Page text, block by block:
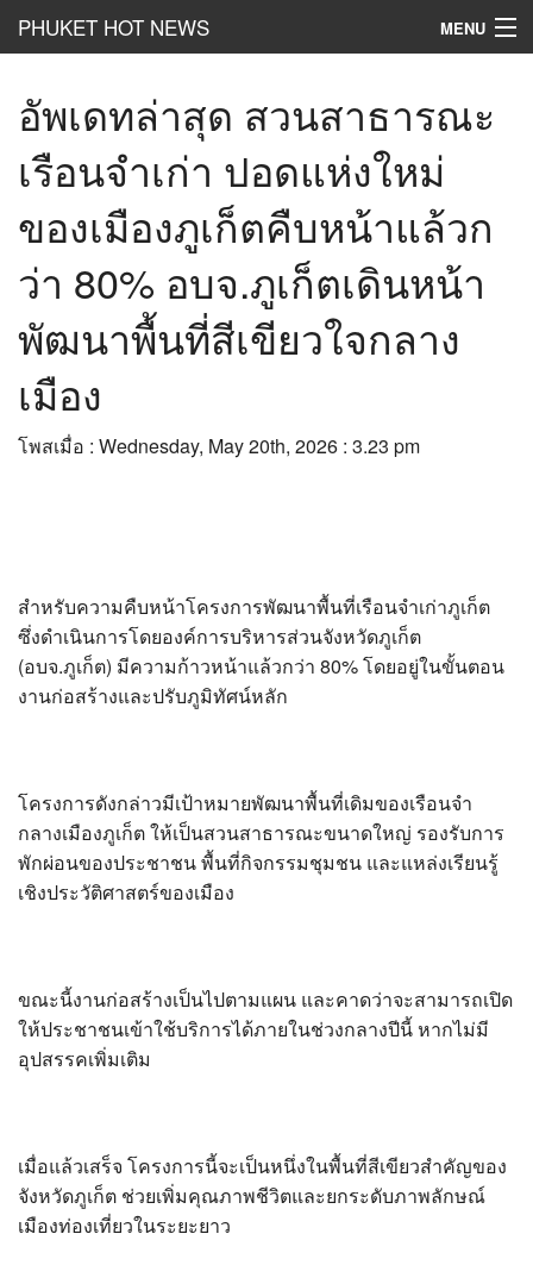
PHUKET HOT NEWS MENU
Hot Clip
Hot List
Hot Gossip
Hot Business
เที่ยว ชิม ช๊อป
HotHealth and Beauty
PR News
อัพเดทล่าสุด สวนสาธารณะ
เรือนจำเก่า ปอดแห่งใหม่
ของเมืองภูเก็ตคืบหน้าแล้วก
ว่า 80% อบจ.ภูเก็ตเดินหน้า
พัฒนาพื้นที่สีเขียวใจกลาง
เมือง
โพสเมื่อ : Wednesday, May 20th, 2026 : 3.23 pm
สำหรับความคืบหน้าโครงการพัฒนาพื้นที่เรือนจำเก่าภูเก็ต
ซึ่งดำเนินการโดยองค์การบริหารส่วนจังหวัดภูเก็ต
(อบจ.ภูเก็ต) มีความก้าวหน้าแล้วกว่า 80% โดยอยู่ในขั้นตอน
งานก่อสร้างและปรับภูมิทัศน์หลัก
โครงการดังกล่าวมีเป้าหมายพัฒนาพื้นที่เดิมของเรือนจำ
กลางเมืองภูเก็ต ให้เป็นสวนสาธารณะขนาดใหญ่ รองรับการ
พักผ่อนของประชาชน พื้นที่กิจกรรมชุมชน และแหล่งเรียนรู้
เชิงประวัติศาสตร์ของเมือง
ขณะนี้งานก่อสร้างเป็นไปตามแผน และคาดว่าจะสามารถเปิด
ให้ประชาชนเข้าใช้บริการได้ภายในช่วงกลางปีนี้ หากไม่มี
อุปสรรคเพิ่มเติม
เมื่อแล้วเสร็จ โครงการนี้จะเป็นหนึ่งในพื้นที่สีเขียวสำคัญของ
จังหวัดภูเก็ต ช่วยเพิ่มคุณภาพชีวิตและยกระดับภาพลักษณ์
เมืองท่องเที่ยวในระยะยาว